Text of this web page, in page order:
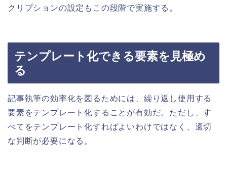
クリプションの設定もこの段階で実施する。
テンプレート化できる要素を見極め
る
記事執筆の効率化を図るためには、繰り返し使用する
要素をテンプレート化することが有効だ。ただし、す
べてをテンプレート化すればよいわけではなく、適切
な判断が必要になる。